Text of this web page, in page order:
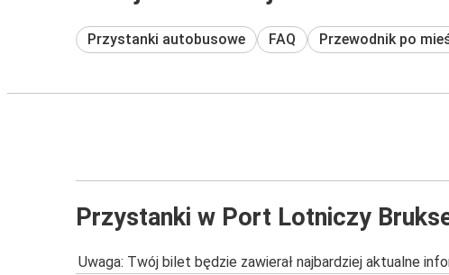
Przystanki autobusowe FAQ Przewodnik po
Przystanki w Port Lotniczy
Uwaga: Twój bilet będzie zawierał najbardziej aktualne